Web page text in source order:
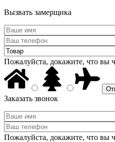
Вызвать замерщика
Пожалуйста, докажите, что вы
Заказать звонок
Пожалуйста, докажите, что вы